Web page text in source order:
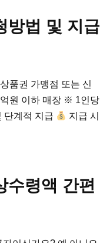
방법 및 지급
품권 가맹점 또는 신
원 이하 매장 ※ 1인당
단계적 지급
지급 시
수령액 간편